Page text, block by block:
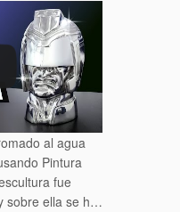
al agua
Pintura
fue
sobre ella se h…